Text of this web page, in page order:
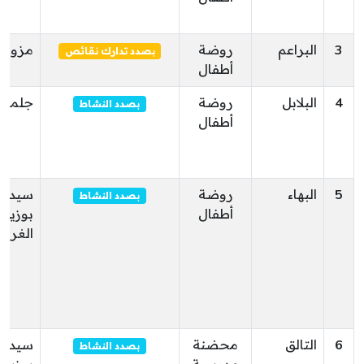
3 البراعم
روضة
أطفال
بصدد تدارك نقائص
4 البلابل
روضة
أطفال
بصدد النشاط جلمة
5 البهاء
روضة
أطفال
بصدد النشاط
بوزيد
6 التالق
محضنة
بصدد النشاط